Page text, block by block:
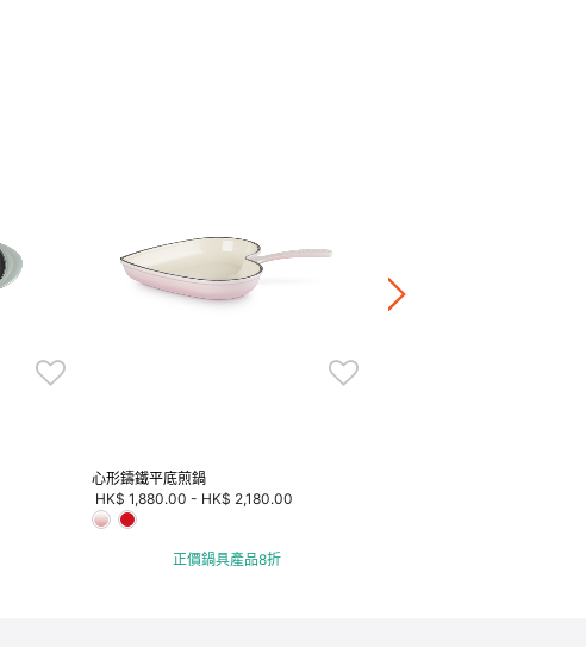
心形鑄鐵平底煎鍋
HK$ 1,880.00 - HK$ 2,180.00
正價鍋具產品8折